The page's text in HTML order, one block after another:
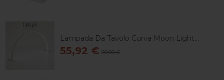
Lampada Da Tavolo Curva Moon Light...
55,92 € 69,90 €